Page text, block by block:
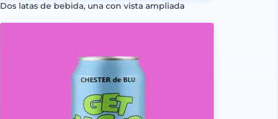
Dos latas de bebida, una con vista ampliada